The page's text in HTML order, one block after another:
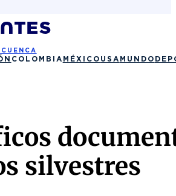
CUENCA
COLOMBIA MÉXICO USA MUNDO
silvestres